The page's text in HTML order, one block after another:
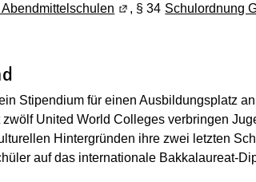
(Wird in einem neuen
, § 34 Schulordnung
Stipendium für einen Ausbildungsplatz
United World Colleges verbringen
Hintergründen ihre zwei letzten
auf das internationale Bakkalaureat-